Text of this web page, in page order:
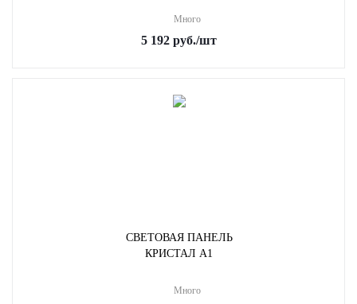
Много
5 192 руб./шт
СВЕТОВАЯ ПАНЕЛЬ
КРИСТАЛ А1
Много